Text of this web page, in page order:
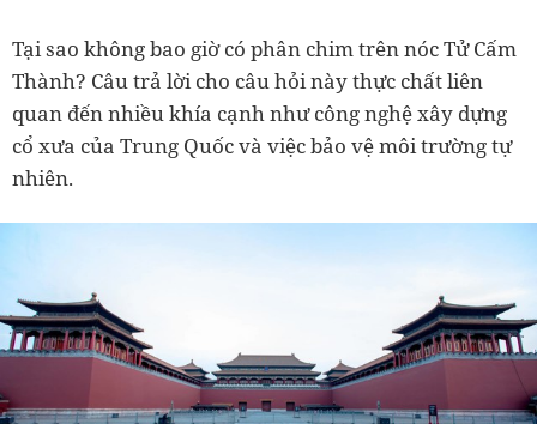
Tại sao không bao giờ có phân chim trên nóc Tử Cấm
Thành? Câu trả lời cho câu hỏi này thực chất liên
quan đến nhiều khía cạnh như công nghệ xây dựng
cổ xưa của Trung Quốc và việc bảo vệ môi trường tự
nhiên.